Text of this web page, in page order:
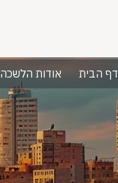
דף הבית אודות הלשכה